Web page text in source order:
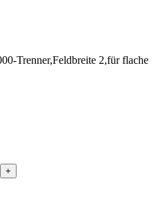
Trenner,Feldbreite 2,für flache
+